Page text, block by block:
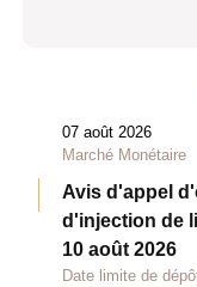
07 août 2026
Marché Monétaire
Avis d'appel
d'injection de
10 août 2026
Date limite de